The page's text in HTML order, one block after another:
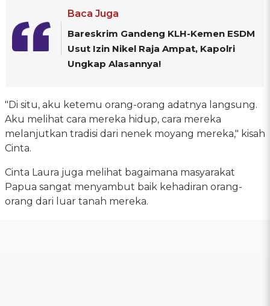
Baca Juga
Bareskrim Gandeng KLH-Kemen ESDM
Usut Izin Nikel Raja Ampat, Kapolri
Ungkap Alasannya!
"Di situ, aku ketemu orang-orang adatnya langsung.
Aku melihat cara mereka hidup, cara mereka
melanjutkan tradisi dari nenek moyang mereka," kisah
Cinta.
Cinta Laura juga melihat bagaimana masyarakat
Papua sangat menyambut baik kehadiran orang-
orang dari luar tanah mereka.